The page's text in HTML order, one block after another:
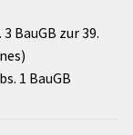
BauGB zur 39.
1 BauGB